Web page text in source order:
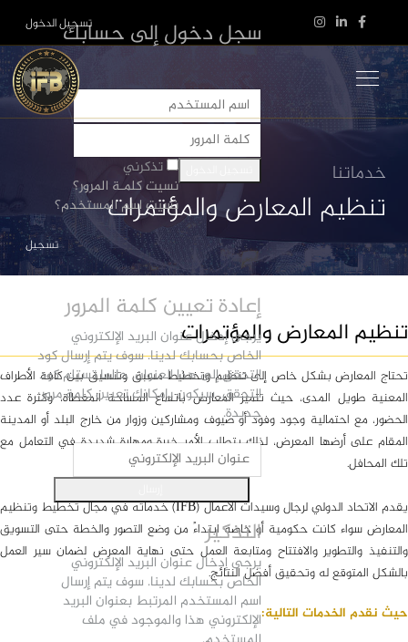
تسجيل الدخولسجل دخول إلى حسابك
تذكرني
نسيت كلمـة المرور؟
نسيت اسم المستخدم؟
تسجيل
إعادة تعيين كلمة المرور
يرجى إدخال عنوان البريد الإلكتروني
الخاص بحسابك لدينا. سوف يتم إرسال كود
التحقق إلى هذا العنوان. حالما تستلم كود
التحقق, سيكون بإمكانك تعيين كلمة مرور
جديدة.
التذكير
يرجى إدخال عنوان البريد الإلكتروني
الخاص بحسابك لدينا. سوف يتم إرسال
اسم المستخدم المرتبط بعنوان البريد
الإلكتروني هذا والموجود في ملف
خدماتنا
تنظيم المعارض والمؤتمرات
تنظيم المعارض والمؤتمرات
تحتاج المعارض بشكل خاص إلى تنظيم وتخطيط مسبق وتنسيق بين كافة الأطراف
المعنية طويل المدى، حيث تتميز المعارض باتساع المساحة المغطاة، وكثرة عدد
الحضور، مع احتمالية وجود وفود أو ضيوف ومشاركين وزوار من خارج البلد أو المدينة
المقام على أرضها المعرض، لذلك يتطلب الأمر خبرة ومهارة شديدة في التعامل مع
تلك المحافل.
يقدم الاتحاد الدولي لرجال وسيدات الأعمال (IFB) خدماته في مجال تخطيط وتنظيم
المعارض سواء كانت حكومية أو خاصة ابتداءً من وضع التصور والخطة حتى التسويق
والتنفيذ والتطوير والافتتاح ومتابعة العمل حتى نهاية المعرض لضمان سير العمل
بالشكل المتوقع له وتحقيق أفضل النتائج.
حيث نقدم الخدمات التالية: